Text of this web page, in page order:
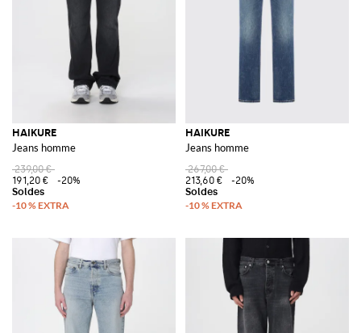
HAIKURE
Jeans homme
239,00 €
191,20 €
-20%
HAIKURE
Jeans homme
267,00 €
213,60 €
-20%